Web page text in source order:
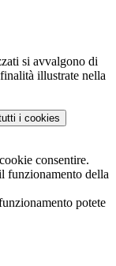
si avvalgono di
illustrate nella
i cookies
consentire.
funzionamento della
potete